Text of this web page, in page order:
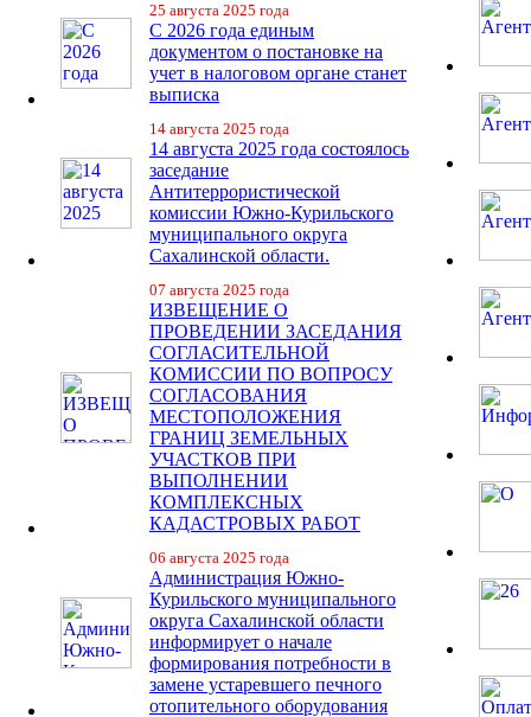
25 августа 2025 года
С 2026 года единым
документом о постановке на
учет в налоговом органе станет
выписка
14 августа 2025 года
14 августа 2025 года состоялось
заседание
Антитеррористической
комиссии Южно-Курильского
муниципального округа
Сахалинской области.
07 августа 2025 года
ИЗВЕЩЕНИЕ О
ПРОВЕДЕНИИ ЗАСЕДАНИЯ
СОГЛАСИТЕЛЬНОЙ
КОМИССИИ ПО ВОПРОСУ
СОГЛАСОВАНИЯ
МЕСТОПОЛОЖЕНИЯ
ГРАНИЦ ЗЕМЕЛЬНЫХ
УЧАСТКОВ ПРИ
ВЫПОЛНЕНИИ
КОМПЛЕКСНЫХ
КАДАСТРОВЫХ РАБОТ
06 августа 2025 года
Администрация Южно-
Курильского муниципального
округа Сахалинской области
информирует о начале
формирования потребности в
замене устаревшего печного
отопительного оборудования